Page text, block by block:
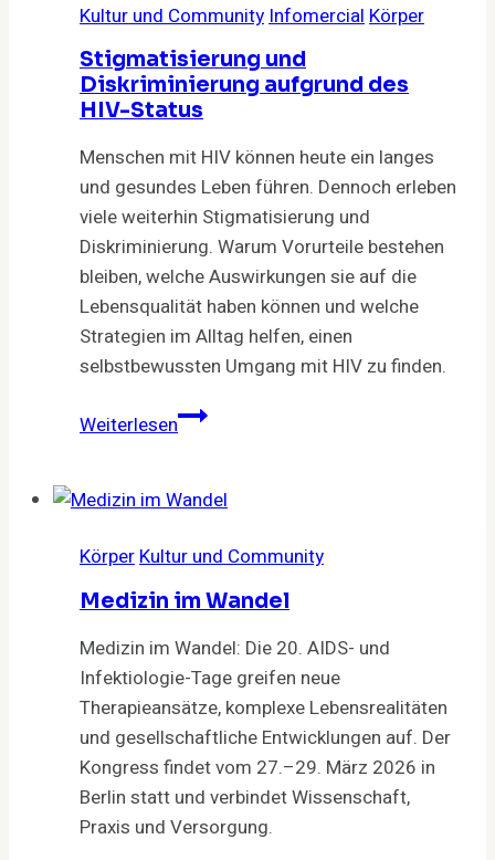
Kultur und Community Infomercial Körper
Stigmatisierung und
Diskriminierung aufgrund des
HIV-Status
Menschen mit HIV können heute ein langes
und gesundes Leben führen. Dennoch erleben
viele weiterhin Stigmatisierung und
Diskriminierung. Warum Vorurteile bestehen
bleiben, welche Auswirkungen sie auf die
Lebensqualität haben können und welche
Strategien im Alltag helfen, einen
selbstbewussten Umgang mit HIV zu finden.
WeiterlesenStigmatisierung
aufgrund
HIV-
Status
KörperKultur und Community
Medizin im Wandel
Medizin im Wandel: Die 20. AIDS- und
Infektiologie-Tage greifen neue
Therapieansätze, komplexe Lebensrealitäten
und gesellschaftliche Entwicklungen auf. Der
Kongress findet vom 27.–29. März 2026 in
Berlin statt und verbindet Wissenschaft,
Praxis und Versorgung.